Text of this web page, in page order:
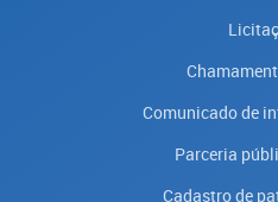
Comunicado de
Parceria
Cadastro de